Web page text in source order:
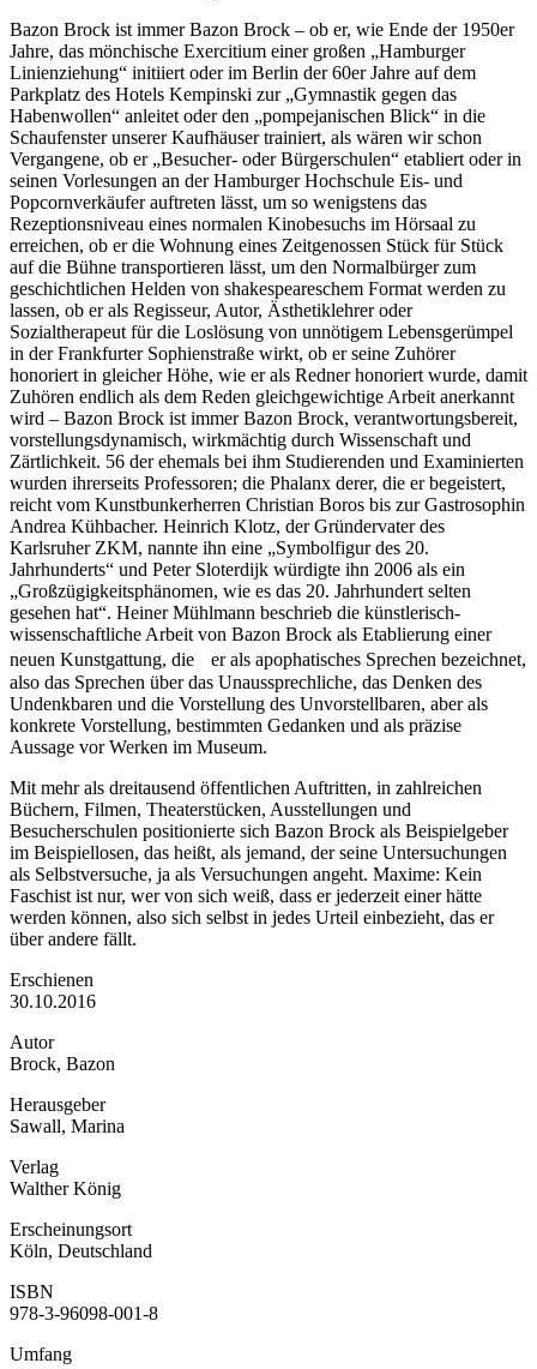
Bazon Brock ist immer Bazon Brock – ob er, wie Ende der 1950er
Jahre, das mönchische Exercitium einer großen „Hamburger
Linienziehung“ initiiert oder im Berlin der 60er Jahre auf dem
Parkplatz des Hotels Kempinski zur „Gymnastik gegen das
Habenwollen“ anleitet oder den „pompejanischen Blick“ in die
Schaufenster unserer Kaufhäuser trainiert, als wären wir schon
Vergangene, ob er „Besucher- oder Bürgerschulen“ etabliert oder in
seinen Vorlesungen an der Hamburger Hochschule Eis- und
Popcornverkäufer auftreten lässt, um so wenigstens das
Rezeptionsniveau eines normalen Kinobesuchs im Hörsaal zu
erreichen, ob er die Wohnung eines Zeitgenossen Stück für Stück
auf die Bühne transportieren lässt, um den Normalbürger zum
geschichtlichen Helden von shakespeareschem Format werden zu
lassen, ob er als Regisseur, Autor, Ästhetiklehrer oder
Sozialtherapeut für die Loslösung von unnötigem Lebensgerümpel
in der Frankfurter Sophienstraße wirkt, ob er seine Zuhörer
honoriert in gleicher Höhe, wie er als Redner honoriert wurde, damit
Zuhören endlich als dem Reden gleichgewichtige Arbeit anerkannt
wird – Bazon Brock ist immer Bazon Brock, verantwortungsbereit,
vorstellungsdynamisch, wirkmächtig durch Wissenschaft und
Zärtlichkeit. 56 der ehemals bei ihm Studierenden und Examinierten
wurden ihrerseits Professoren; die Phalanx derer, die er begeistert,
reicht vom Kunstbunkerherren Christian Boros bis zur Gastrosophin
Andrea Kühbacher. Heinrich Klotz, der Gründervater des
Karlsruher ZKM, nannte ihn eine „Symbolfigur des 20.
Jahrhunderts“ und Peter Sloterdijk würdigte ihn 2006 als ein
„Großzügigkeitsphänomen, wie es das 20. Jahrhundert selten
gesehen hat“. Heiner Mühlmann beschrieb die künstlerisch-
wissenschaftliche Arbeit von Bazon Brock als Etablierung einer
neuen Kunstgattung, die er als apophatisches Sprechen bezeichnet,
also das Sprechen über das Unaussprechliche, das Denken des
Undenkbaren und die Vorstellung des Unvorstellbaren, aber als
konkrete Vorstellung, bestimmten Gedanken und als präzise
Aussage vor Werken im Museum.
Mit mehr als dreitausend öffentlichen Auftritten, in zahlreichen
Büchern, Filmen, Theaterstücken, Ausstellungen und
Besucherschulen positionierte sich Bazon Brock als Beispielgeber
im Beispiellosen, das heißt, als jemand, der seine Untersuchungen
als Selbstversuche, ja als Versuchungen angeht. Maxime: Kein
Faschist ist nur, wer von sich weiß, dass er jederzeit einer hätte
werden können, also sich selbst in jedes Urteil einbezieht, das er
über andere fällt.
Erschienen
30.10.2016
Autor
Brock, Bazon
Herausgeber
Sawall, Marina
Verlag
Walther König
Erscheinungsort
Köln, Deutschland
ISBN
978-3-96098-001-8
Umfang